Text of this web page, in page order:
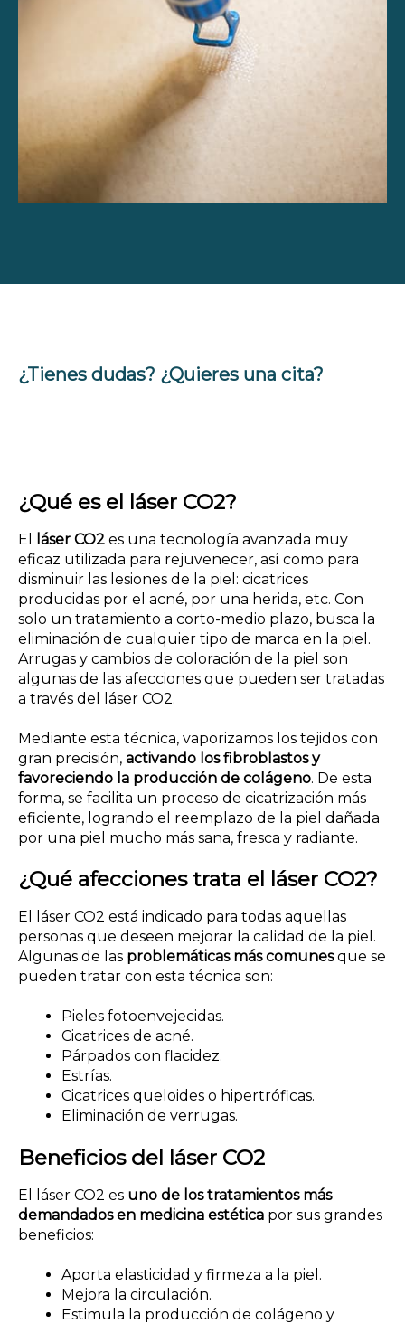
¿Tienes dudas? ¿Quieres una cita?
¿Qué es el láser CO2?
El láser CO2 es una tecnología avanzada muy
eficaz utilizada para rejuvenecer, así como para
disminuir las lesiones de la piel: cicatrices
producidas por el acné, por una herida, etc. Con
solo un tratamiento a corto-medio plazo, busca la
eliminación de cualquier tipo de marca en la piel.
Arrugas y cambios de coloración de la piel son
algunas de las afecciones que pueden ser tratadas
a través del láser CO2.
Mediante esta técnica, vaporizamos los tejidos con
gran precisión, activando los fibroblastos y
favoreciendo la producción de colágeno. De esta
forma, se facilita un proceso de cicatrización más
eficiente, logrando el reemplazo de la piel dañada
por una piel mucho más sana, fresca y radiante.
¿Qué afecciones trata el láser CO2?
El láser CO2 está indicado para todas aquellas
personas que deseen mejorar la calidad de la piel.
Algunas de las problemáticas más comunesque se
pueden tratar con esta técnica son:
Pieles fotoenvejecidas.
Cicatrices de acné.
Párpados con flacidez.
Estrías.
Cicatrices queloides o hipertróficas.
Eliminación de verrugas.
Beneficios del láser CO2
El láser CO2 es uno de los tratamientos más
demandados en medicina estética por sus grandes
beneficios:
Aporta elasticidad y firmeza a la piel.
Mejora la circulación.
Estimula la producción de colágeno y